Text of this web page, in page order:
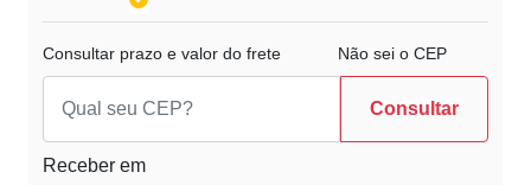
Consultar prazo e valor do frete Não sei o CEP
Consultar
Receber em